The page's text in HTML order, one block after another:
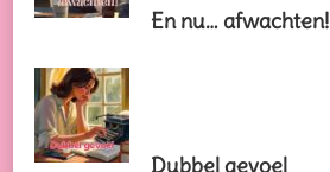
En nu… afwachten!
Dubbel gevoel